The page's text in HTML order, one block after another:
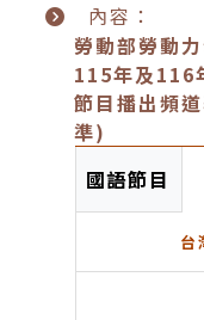
內容：
勞動部勞動
115年及116
節目播出頻
準)
國語節目
台